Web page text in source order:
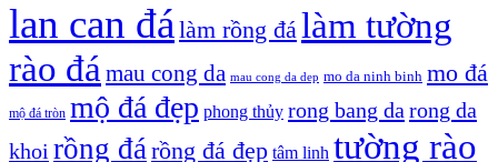
lan can đálàm rồng đálàm tường
rào đá mau cong da mau cong da dep mo da ninh binh mo đá
mộ đá tròn mộ đá đẹp phong thủy rong bang da rong da
khoi rồng đárồng đá đẹp tâm linh tường rào